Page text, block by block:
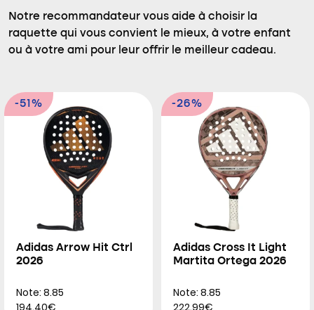
Notre recommandateur vous aide à choisir la
raquette qui vous convient le mieux, à votre enfant
ou à votre ami pour leur offrir le meilleur cadeau.
-51%
Adidas Arrow Hit Ctrl
2026
Note: 8.85
194.40€
-26%
Adidas Cross It Light
Martita Ortega 2026
Note: 8.85
222.99€